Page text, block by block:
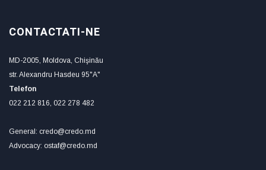
CONTACTATI-NE
MD-2005, Moldova, Chişinău
str. Alexandru Hasdeu 95"A"
Telefon
022 212 816, 022 278 482
General: credo@credo.md
Advocacy: ostaf@credo.md